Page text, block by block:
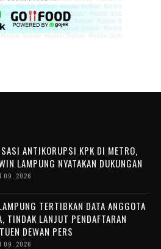
ANTIKORUPSI KPK DI METRO,
LAMPUNG NYATAKAN DUKUNGAN
09, 2026
TERTIBKAN DATA ANGGOTA
TINDAK LANJUT PENDAFTARAN
DEWAN PERS
09, 2026